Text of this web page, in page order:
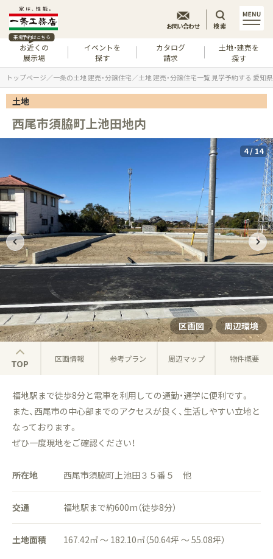
来場予約はこちら
お近くの
展示場
イベントを
探す
カタログ
請求
土地・建売を
探す
お問い合わせ 検索
トップページ 一条の土地 建売・分譲住宅 土地 建売・分譲住宅一覧 見学予約する 愛知県
土地
西尾市須脇町上池田地内
TOP 区画情報 参考プラン 周辺マップ 物件概要
区画図 周辺環境
4/ 14
福地駅まで徒歩8分と電車を利用しての通勤・通学に便利です。
また、西尾市の中心部までのアクセスが良く、生活しやすい立地と
なっております。
ぜひ一度現地をご確認ください！
所在地 西尾市須脇町上池田３５番５ 他
交通 福地駅まで約600m（徒歩8分）
土地面積 167.42㎡ ～ 182.10㎡（50.64坪 ～ 55.08坪）